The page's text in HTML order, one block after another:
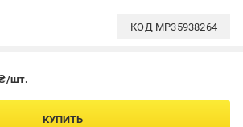
КОД MP35938264
шт.
КУПИТЬ